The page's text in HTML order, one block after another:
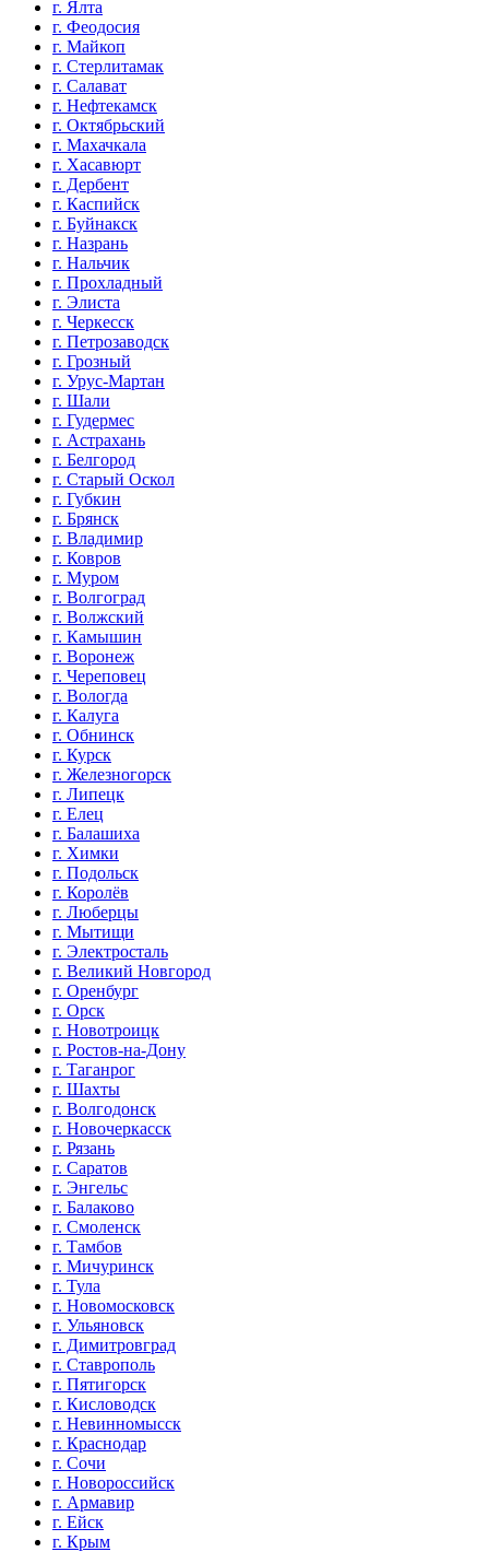
г. Ялта
г. Феодосия
г. Майкоп
г. Стерлитамак
г. Салават
г. Нефтекамск
г. Октябрьский
г. Махачкала
г. Хасавюрт
г. Дербент
г. Каспийск
г. Буйнакск
г. Назрань
г. Нальчик
г. Прохладный
г. Элиста
г. Черкесск
г. Петрозаводск
г. Грозный
г. Урус-Мартан
г. Шали
г. Гудермес
г. Астрахань
г. Белгород
г. Старый Оскол
г. Губкин
г. Брянск
г. Владимир
г. Ковров
г. Муром
г. Волгоград
г. Волжский
г. Камышин
г. Воронеж
г. Череповец
г. Вологда
г. Калуга
г. Обнинск
г. Курск
г. Железногорск
г. Липецк
г. Елец
г. Балашиха
г. Химки
г. Подольск
г. Королёв
г. Люберцы
г. Мытищи
г. Электросталь
г. Великий Новгород
г. Оренбург
г. Орск
г. Новотроицк
г. Ростов-на-Дону
г. Таганрог
г. Шахты
г. Волгодонск
г. Новочеркасск
г. Рязань
г. Саратов
г. Энгельс
г. Балаково
г. Смоленск
г. Тамбов
г. Мичуринск
г. Тула
г. Новомосковск
г. Ульяновск
г. Димитровград
г. Ставрополь
г. Пятигорск
г. Кисловодск
г. Невинномысск
г. Краснодар
г. Сочи
г. Новороссийск
г. Армавир
г. Ейск
г. Крым